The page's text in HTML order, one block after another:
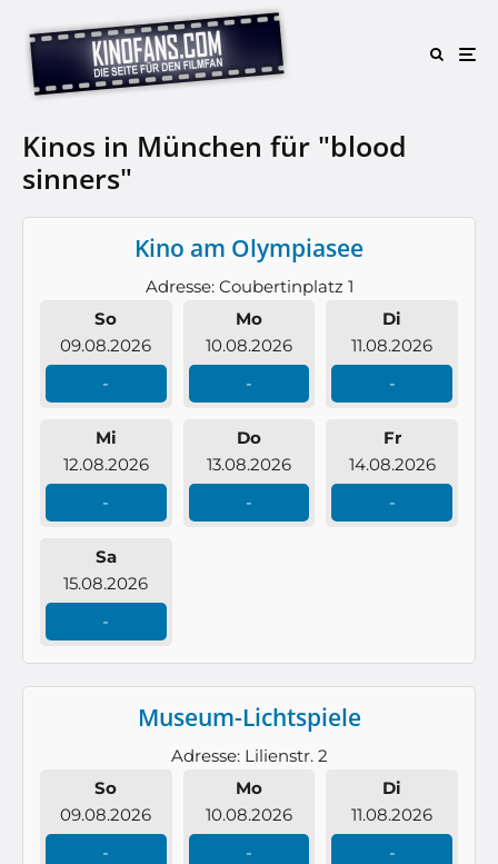
Kinos in München für "blood
sinners"
Kino am Olympiasee
Adresse: Coubertinplatz 1
So
09.08.2026
-
Mo
10.08.2026
-
Di
11.08.2026
-
Mi
12.08.2026
-
Do
13.08.2026
-
Fr
14.08.2026
-
Sa
15.08.2026
-
Museum-Lichtspiele
Adresse: Lilienstr. 2
So
09.08.2026
-
Mo
10.08.2026
-
Di
11.08.2026
-